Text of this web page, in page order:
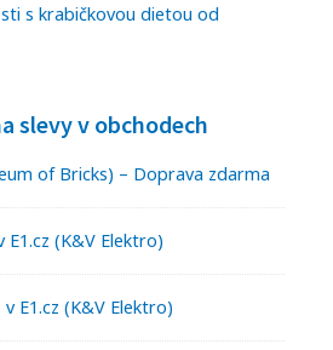
s krabičkovou dietou od
slevy v obchodech
of Bricks) – Doprava zdarma
E1.cz (K&V Elektro)
E1.cz (K&V Elektro)